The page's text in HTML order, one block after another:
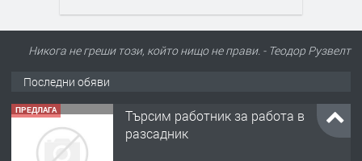
Никога не греши този, който нищо не прави. - Теодор Рузвелт
Последни обяви
ПРЕДЛАГА
Търсим работник за работа в
разсадник